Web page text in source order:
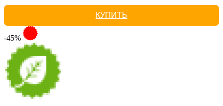
КУПИТЬ
-45%